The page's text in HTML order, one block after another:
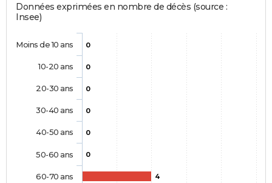
Données exprimées en nombre de décès (source :
Insee)
0
0
0
0
0
0
4
Moins de 10 ans
10-20 ans
20-30 ans
30-40 ans
40-50 ans
50-60 ans
60-70 ans